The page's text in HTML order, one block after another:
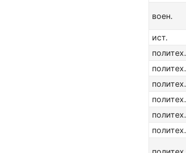
воен.
ист.
политех.
политех.
политех.
политех.
политех.
политех.